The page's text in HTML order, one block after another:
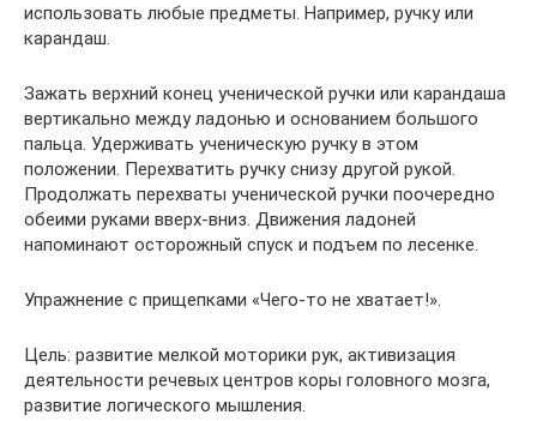
использовать любые предметы. Например, ручку или
карандаш.
Зажать верхний конец ученической ручки или карандаша
вертикально между ладонью и основанием большого
пальца. Удерживать учениче­скую ручку в этом
положении. Перехватить ручку снизу другой рукой.
Продолжать перехваты ученической ручки поочередно
обеими руками вверх-вниз. Движения ладоней
напоминают осторожный спуск и подъем по лесенке.
Упражнение с прищепками «Чего-то не хватает!».
Цель: развитие мелкой моторики рук, активизация
деятельности речевых центров коры головного мозга,
развитие логического мышления.